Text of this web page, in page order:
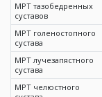
МРТ тазобедренных
суставов
МРТ голеностопного
сустава
МРТ лучезапястного
сустава
МРТ челюстного